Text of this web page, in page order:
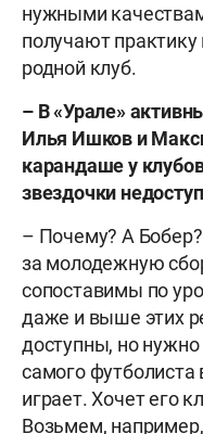
нужными
получают практику
родной клуб.
– В «Урале»
Илья Ишков и
карандаше у
звездочки
– Почему? А
за молодежную
сопоставимы по
даже и выше этих
доступны, но нужно
самого футболиста
играет. Хочет его
Возьмем,